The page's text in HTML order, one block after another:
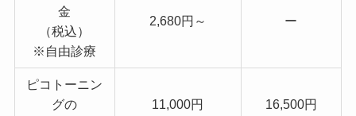
金
（税込）
※自由診療
2,680円～ ー
ピコトーニン
グの
11,000円 16,500円